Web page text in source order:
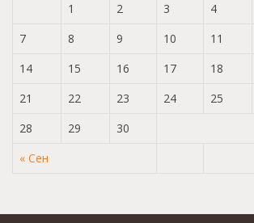
« Сен
1 2 3 4
7
8 9 10 11
14
15 16 17 18
21
22 23 24 25
28
29 30